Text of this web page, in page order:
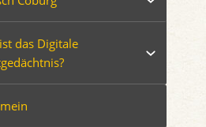
das Digitale